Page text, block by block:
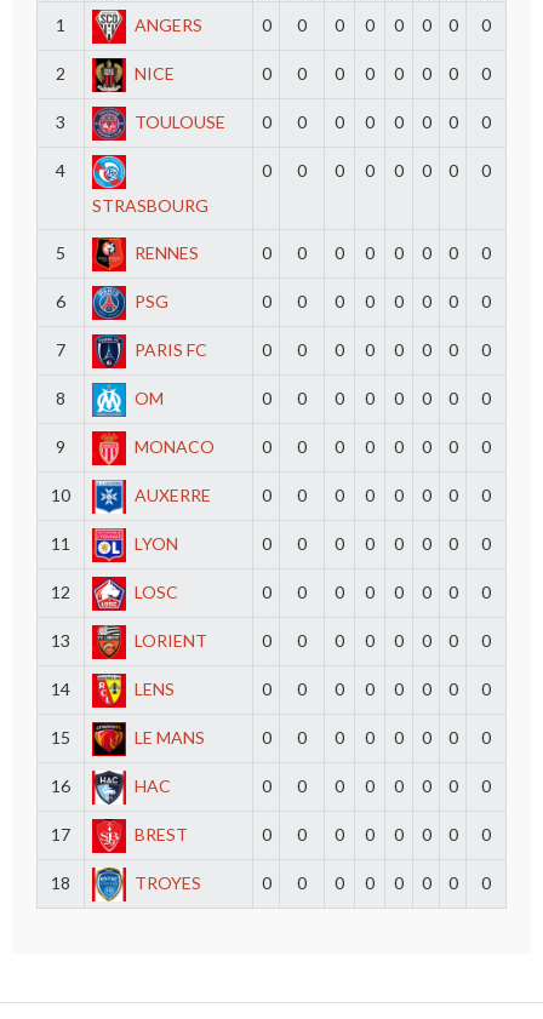
1
ANGERS 0 0 0 0 0 0 0 0
2 NICE 0 0 0 0 0 0 0 0
3 TOULOUSE 0 0 0 0 0 0 0 0
4
STRASBOURG
0 0 0 0 0 0 0 0
5 RENNES 0 0 0 0 0 0 0 0
6 PSG 0 0 0 0 0 0 0 0
7 PARIS FC 0 0 0 0 0 0 0 0
8 OM 0 0 0 0 0 0 0 0
9 MONACO 0 0 0 0 0 0 0 0
10 AUXERRE 0 0 0 0 0 0 0 0
11 LYON 0 0 0 0 0 0 0 0
12 LOSC 0 0 0 0 0 0 0 0
13 LORIENT 0 0 0 0 0 0 0 0
14 LENS 0 0 0 0 0 0 0 0
15 LE MANS 0 0 0 0 0 0 0 0
16 HAC 0 0 0 0 0 0 0 0
17 BREST 0 0 0 0 0 0 0 0
18 TROYES 0 0 0 0 0 0 0 0